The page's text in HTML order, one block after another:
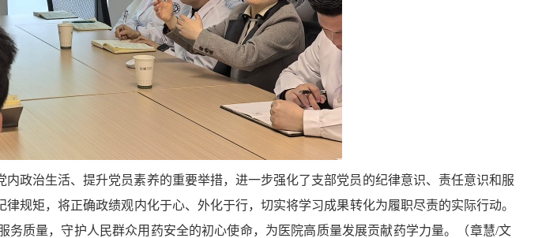
政治生活、提升党员素养的重要举措，进一步强化了支部党员的纪律意识、责任意识和服
规矩，将正确政绩观内化于心、外化于行，切实将学习成果转化为履职尽责的实际行动。
质量，守护人民群众用药安全的初心使命，为医院高质量发展贡献药学力量。（章慧/文